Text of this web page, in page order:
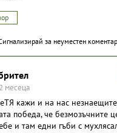
за неуместен коментар
месеца
кажи и на нас
победа, че безмозъчните
и там едни гъби с